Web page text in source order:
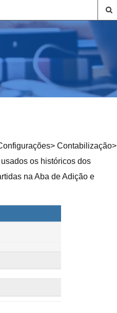
Contabilização>
os históricos dos
na Aba de Adição e